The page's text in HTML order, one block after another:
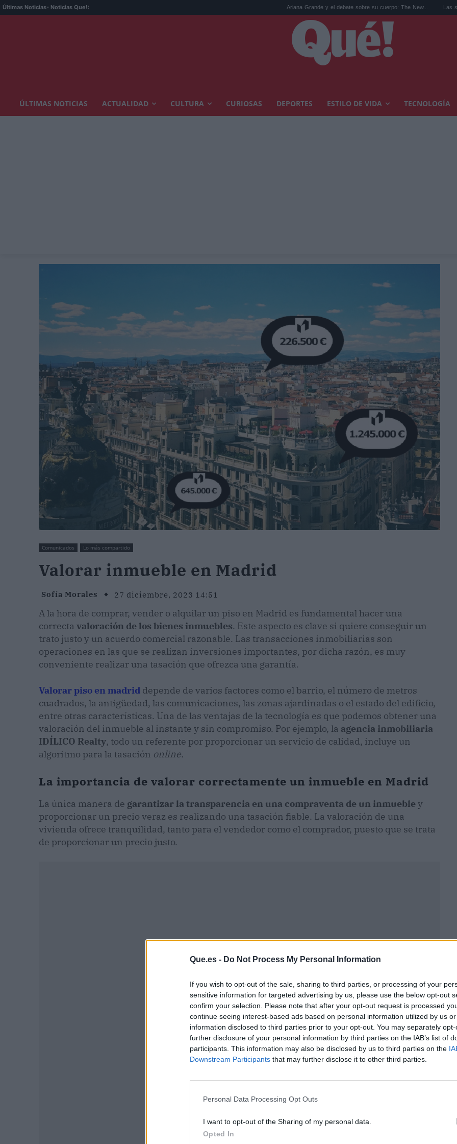
Que.es - Do Not Process My Personal Information
If you wish to opt-out of the sale, sharing to third parties, or processing of your
sensitive information for targeted advertising by us, please use the below opt-out
confirm your selection. Please note that after your opt-out request is processed
continue seeing interest-based ads based on personal information utilized by us
information disclosed to third parties prior to your opt-out. You may separately
further disclosure of your personal information by third parties on the IAB’s list of
participants. This information may also be disclosed by us to third parties on the
Downstream Participants that may further disclose it to other third parties.
Personal Data Processing Opt Outs
I want to opt-out of the Sharing of my personal data.
Opted In
Últimas Noticias- Noticias Que!: Ariana Grande y el debate sobre su cuerpo: The New... Las sandalias de los
ÚLTIMAS NOTICIAS ACTUALIDAD CULTURA CURIOSAS DEPORTES ESTILO DE VIDA TECNOLOGÍA
Comunicados Lo más compartido
Valorar inmueble en Madrid
Sofía Morales 27 diciembre, 2023 14:51
A la hora de comprar, vender o alquilar un piso en Madrid es fundamental hacer una
correcta valoración de los bienes inmuebles. Este aspecto es clave si quiere conseguir un
trato justo y un acuerdo comercial razonable. Las transacciones inmobiliarias son
operaciones en las que se realizan inversiones importantes, por dicha razón, es muy
conveniente realizar una tasación que ofrezca una garantía.
Valorar piso en madrid depende de varios factores como el barrio, el número de metros
cuadrados, la antigüedad, las comunicaciones, las zonas ajardinadas o el estado del edificio,
entre otras características. Una de las ventajas de la tecnología es que podemos obtener una
valoración del inmueble al instante y sin compromiso. Por ejemplo, la agencia inmobiliaria
IDÍLICO Realty, todo un referente por proporcionar un servicio de calidad, incluye un
algoritmo para la tasación online.
La importancia de valorar correctamente un inmueble en Madrid
La única manera de garantizar la transparencia en una compraventa de un inmuebley
proporcionar un precio veraz es realizando una tasación fiable. La valoración de una
vivienda ofrece tranquilidad, tanto para el vendedor como el comprador, puesto que se trata
de proporcionar un precio justo.
Publicidad